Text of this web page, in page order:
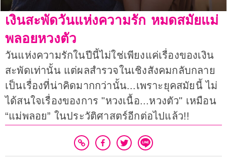
เงินสะพัดวันแห่งความรัก หมดสมัยแม่
พลอยหวงตัว
วันแห่งความรักในปีนี้ไม่ใช่เพียงแค่เรื่องของเงิน
สะพัดเท่านั้น แต่ผลสำรวจในเชิงสังคมกลับกลาย
เป็นเรื่องที่น่าคิดมากกว่านั้น...เพราะยุคสมัยนี้ ไม่
ได้สนใจเรื่องของการ "หวงเนื้อ...หวงตัว" เหมือน
“แม่พลอย” ในประวัติศาสตร์อีกต่อไปแล้ว!!